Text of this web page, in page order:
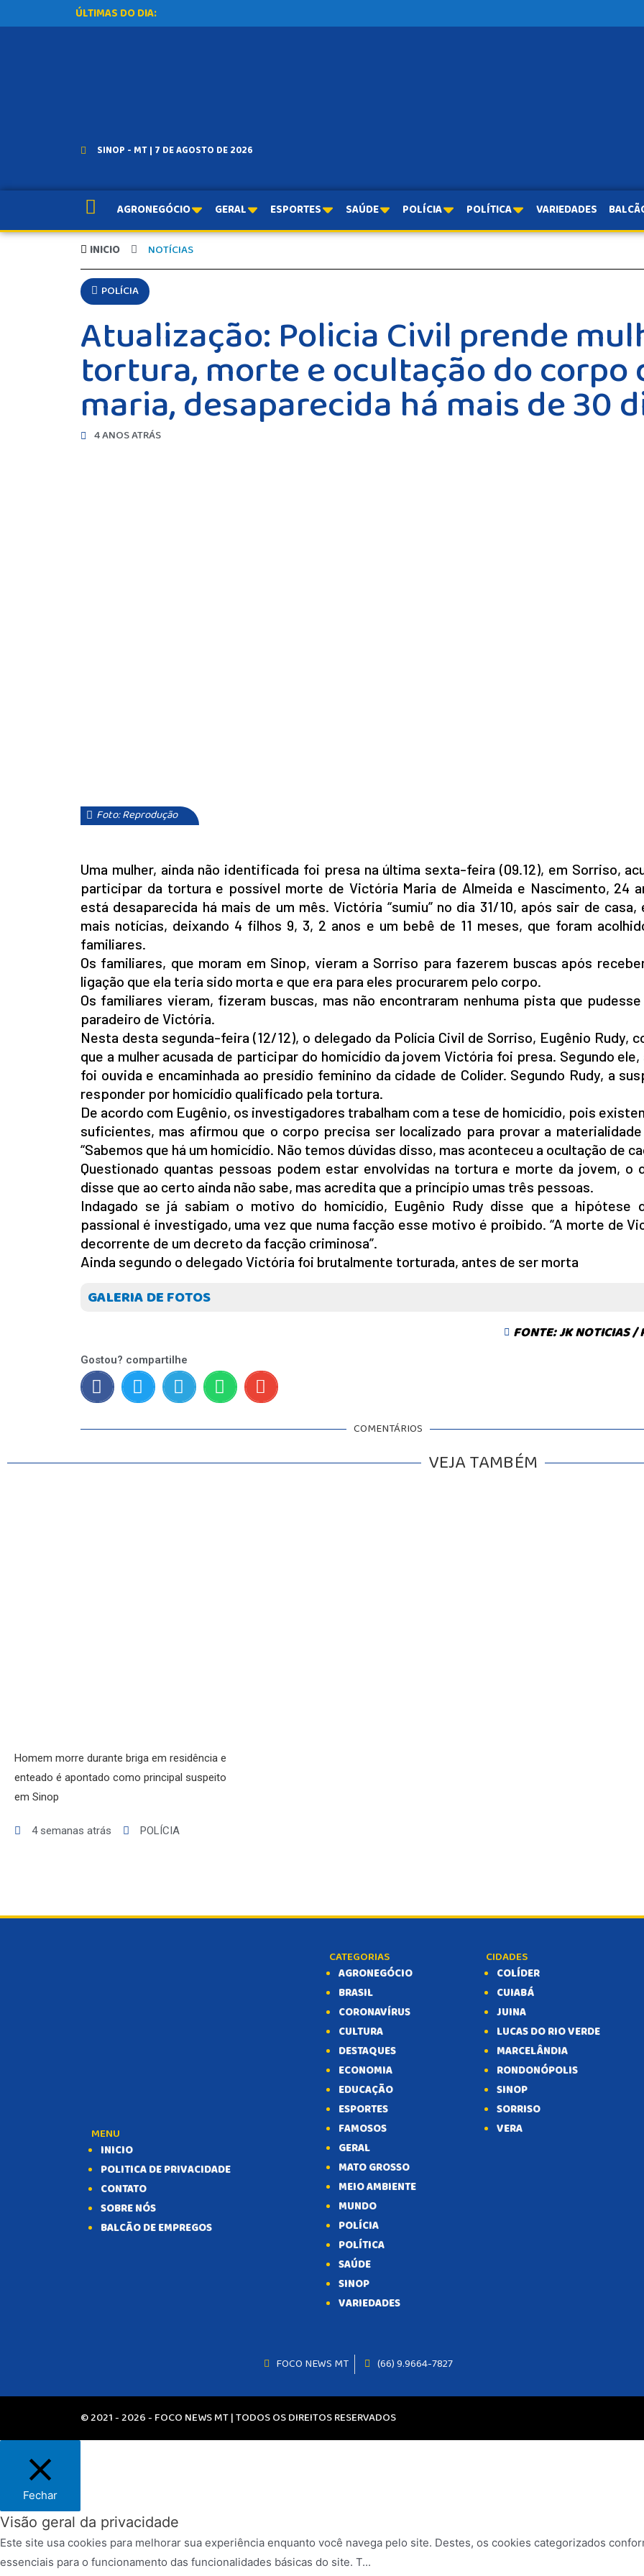
ÚLTIMAS DO DIA:
SINOP - MT | 7 DE AGOSTO DE 2026
AGRONEGÓCIO GERAL ESPORTES SAÚDE POLÍCIA POLÍTICA VARIEDADES
INICIO NOTÍCIAS
POLÍCIA
Atualização: Policia Civil prende
tortura, morte e ocultação do corpo
maria, desaparecida há mais de 30
4 ANOS ATRÁS
Foto: Reprodução
Uma mulher, ainda não identificada foi presa na última sexta-feira (09.12), em Sorriso,
participar da tortura e possível morte de Victória Maria de Almeida e Nascimento, 24
está desaparecida há mais de um mês. Victória “sumiu” no dia 31/10, após sair de casa,
mais notícias, deixando 4 filhos 9, 3, 2 anos e um bebê de 11 meses, que foram
familiares.
Os familiares, que moram em Sinop, vieram a Sorriso para fazerem buscas após
ligação que ela teria sido morta e que era para eles procurarem pelo corpo.
Os familiares vieram, fizeram buscas, mas não encontraram nenhuma pista que
paradeiro de Victória.
Nesta desta segunda-feira (12/12), o delegado da Polícia Civil de Sorriso, Eugênio Rudy,
que a mulher acusada de participar do homicídio da jovem Victória foi presa. Segundo ele,
foi ouvida e encaminhada ao presídio feminino da cidade de Colíder. Segundo Rudy, a
responder por homicídio qualificado pela tortura.
De acordo com Eugênio, os investigadores trabalham com a tese de homicídio, pois
suficientes, mas afirmou que o corpo precisa ser localizado para provar a
“Sabemos que há um homicídio. Não temos dúvidas disso, mas aconteceu a ocultação de
Questionado quantas pessoas podem estar envolvidas na tortura e morte da jovem, o
disse que ao certo ainda não sabe, mas acredita que a princípio umas três pessoas.
Indagado se já sabiam o motivo do homicídio, Eugênio Rudy disse que a hipótese
passional é investigado, uma vez que numa facção esse motivo é proibido. “A morte de
decorrente de um decreto da facção criminosa”.
Ainda segundo o delegado Victória foi brutalmente torturada, antes de ser morta
GALERIA DE FOTOS
FONTE: JK NOTICIAS /
Gostou? compartilhe
COMENTÁRIOS
VEJA TAMBÉM
Homem morre durante briga em residência e
enteado é apontado como principal suspeito
em Sinop
4 semanas atrás POLÍCIA
MENU
INICIO
POLITICA DE PRIVACIDADE
CONTATO
SOBRE NÓS
BALCÃO DE EMPREGOS
CATEGORIAS
AGRONEGÓCIO
BRASIL
CORONAVÍRUS
CULTURA
DESTAQUES
ECONOMIA
EDUCAÇÃO
ESPORTES
FAMOSOS
GERAL
MATO GROSSO
MEIO AMBIENTE
MUNDO
POLÍCIA
POLÍTICA
SAÚDE
SINOP
VARIEDADES
CIDADES
COLÍDER
CUIABÁ
JUINA
LUCAS DO RIO VERDE
MARCELÂNDIA
RONDONÓPOLIS
SINOP
SORRISO
VERA
FOCO NEWS MT (66) 9.9664-7827
© 2021 - 2026 - FOCO NEWS MT | TODOS OS DIREITOS RESERVADOS
Fechar
Visão geral da privacidade
Este site usa cookies para melhorar sua experiência enquanto você navega pelo site. Destes, os cookies categorizados
essenciais para o funcionamento das funcionalidades básicas do site. T...